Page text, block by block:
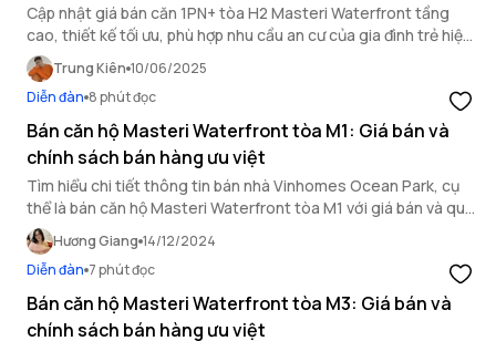
Cập nhật giá bán căn 1PN+ tòa H2 Masteri Waterfront tầng
cao, thiết kế tối ưu, phù hợp nhu cầu an cư của gia đình trẻ hiện
đại.
Trung Kiên 10/06/2025
Diễn đàn 8 phút đọc
Bán căn hộ Masteri Waterfront tòa M1: Giá bán và
chính sách bán hàng ưu việt
Tìm hiểu chi tiết thông tin bán nhà Vinhomes Ocean Park, cụ
thể là bán căn hộ Masteri Waterfront tòa M1 với giá bán và quy
trình thẩm định uy tín.
Hương Giang 14/12/2024
Diễn đàn 7 phút đọc
Bán căn hộ Masteri Waterfront tòa M3: Giá bán và
chính sách bán hàng ưu việt